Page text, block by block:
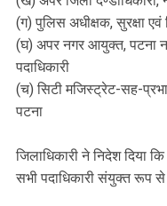
(ग) पुलिस अधीक्षक, सुरक्षा एवं
(घ) अपर नगर आयुक्त, पटना
पदाधिकारी
(च) सिटी मजिस्ट्रेट-सह-
पटना
जिलाधिकारी ने निदेश दिया
सभी पदाधिकारी संयुक्त रूप से